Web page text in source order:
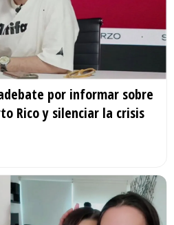
por informar sobre
Rico y silenciar la crisis